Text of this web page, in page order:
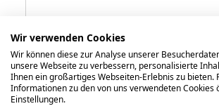
Abbrechen
Wir verwenden Cookies
Wir können diese zur Analyse unserer
unsere Webseite zu verbessern, personalisierte
Ihnen ein großartiges Webseiten-Erlebnis zu bieten.
Informationen zu den von uns verwendeten Cookies
Einstellungen.